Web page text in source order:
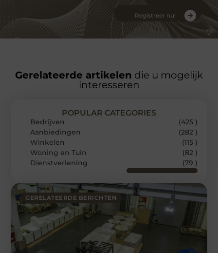
Registreer nu!
Gerelateerde artikelen die u mogelijk
interesseren
GERELATEERDE BERICHTEN
POPULAR CATEGORIES
Bedrijven
(425 )
Aanbiedingen
(282 )
Winkelen
(115 )
Woning en Tuin
(82 )
Dienstverlening
(79 )